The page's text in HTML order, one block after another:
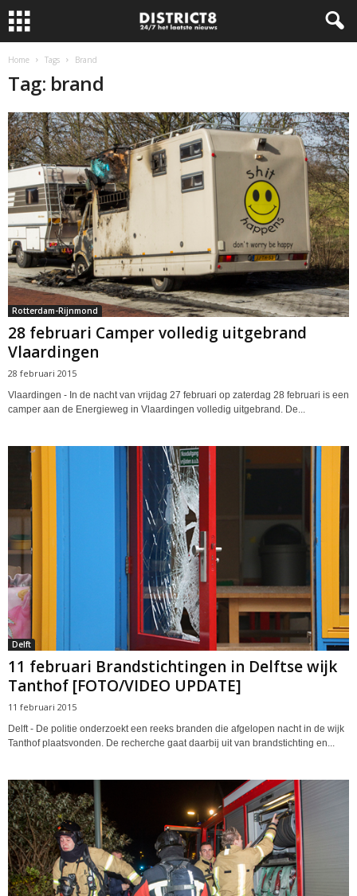
Home Tags Brand
Tag: brand
Rotterdam-Rijnmond
28 februari Camper volledig uitgebrand
Vlaardingen
28 februari 2015
Vlaardingen - In de nacht van vrijdag 27 februari op zaterdag 28 februari is een
camper aan de Energieweg in Vlaardingen volledig uitgebrand. De...
Delft
11 februari Brandstichtingen in Delftse wijk
Tanthof [FOTO/VIDEO UPDATE]
11 februari 2015
Delft - De politie onderzoekt een reeks branden die afgelopen nacht in de wijk
Tanthof plaatsvonden. De recherche gaat daarbij uit van brandstichting en...